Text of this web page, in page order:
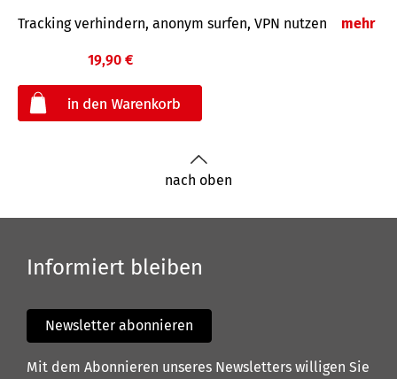
Tracking verhindern, anonym surfen, VPN nutzen mehr
19,90 €
nach oben
Informiert bleiben
Newsletter abonnieren
Mit dem Abonnieren unseres Newsletters willigen Sie